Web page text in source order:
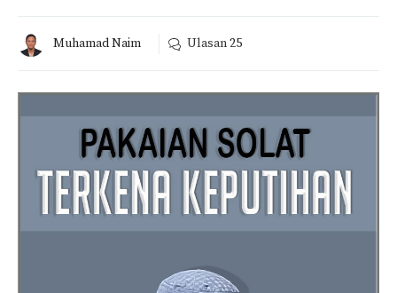
Muhamad Naim Ulasan25